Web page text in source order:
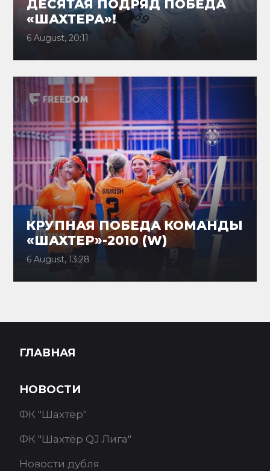
ДЕСЯТАЯ ПОДРЯД ПОБЕДА
«ШАХТЕРА»!
6 August, 20:11
КРУПНАЯ ПОБЕДА КОМАНДЫ
«ШАХТЕР»-2010 (W)
6 August, 13:28
ГЛАВНАЯ
НОВОСТИ
ФК "Шахтёр"
ФК "Шахтёр QJ Лига"
Новости дубля